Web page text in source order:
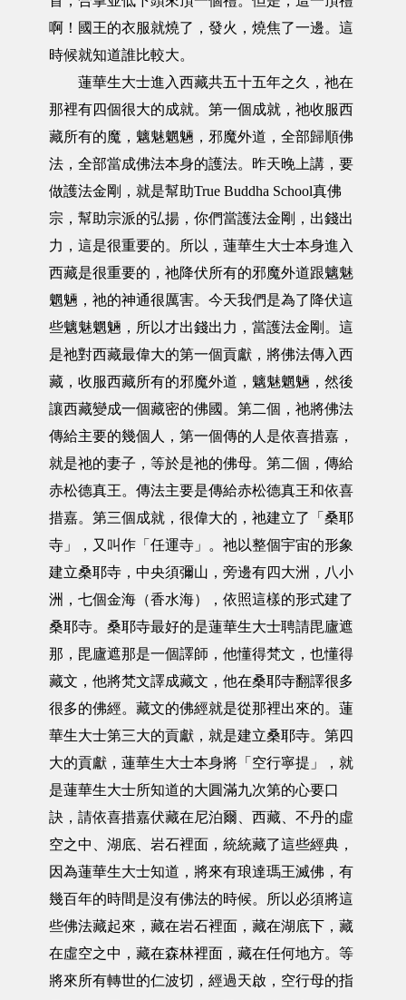
啊！國王的衣服就燒了，發火，燒焦了一邊。這
時候就知道誰比較大。
蓮華生大士進入西藏共五十五年之久，祂在
那裡有四個很大的成就。第一個成就，祂收服西
藏所有的魔，魑魅魍魎，邪魔外道，全部歸順佛
法，全部當成佛法本身的護法。昨天晚上講，要
做護法金剛，就是幫助True Buddha School真佛
宗，幫助宗派的弘揚，你們當護法金剛，出錢出
力，這是很重要的。所以，蓮華生大士本身進入
西藏是很重要的，祂降伏所有的邪魔外道跟魑魅
魍魎，祂的神通很厲害。今天我們是為了降伏這
些魑魅魍魎，所以才出錢出力，當護法金剛。這
是祂對西藏最偉大的第一個貢獻，將佛法傳入西
藏，收服西藏所有的邪魔外道，魑魅魍魎，然後
讓西藏變成一個藏密的佛國。第二個，祂將佛法
傳給主要的幾個人，第一個傳的人是依喜措嘉，
就是祂的妻子，等於是祂的佛母。第二個，傳給
赤松德真王。傳法主要是傳給赤松德真王和依喜
措嘉。第三個成就，很偉大的，祂建立了「桑耶
寺」，又叫作「任運寺」。祂以整個宇宙的形象
建立桑耶寺，中央須彌山，旁邊有四大洲，八小
洲，七個金海（香水海），依照這樣的形式建了
桑耶寺。桑耶寺最好的是蓮華生大士聘請毘廬遮
那，毘廬遮那是一個譯師，他懂得梵文，也懂得
藏文，他將梵文譯成藏文，他在桑耶寺翻譯很多
很多的佛經。藏文的佛經就是從那裡出來的。蓮
華生大士第三大的貢獻，就是建立桑耶寺。第四
大的貢獻，蓮華生大士本身將「空行寧提」，就
是蓮華生大士所知道的大圓滿九次第的心要口
訣，請依喜措嘉伏藏在尼泊爾、西藏、不丹的虛
空之中、湖底、岩石裡面，統統藏了這些經典，
因為蓮華生大士知道，將來有琅達瑪王滅佛，有
幾百年的時間是沒有佛法的時候。所以必須將這
些佛法藏起來，藏在岩石裡面，藏在湖底下，藏
在虛空之中，藏在森林裡面，藏在任何地方。等
將來所有轉世的仁波切，經過天啟，空行母的指